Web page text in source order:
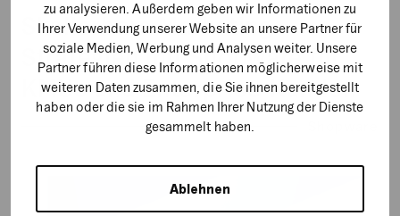
zu analysieren. Außerdem geben wir Informationen zu
Ihrer Verwendung unserer Website an unsere Partner für
soziale Medien, Werbung und Analysen weiter. Unsere
Partner führen diese Informationen möglicherweise mit
weiteren Daten zusammen, die Sie ihnen bereitgestellt
haben oder die sie im Rahmen Ihrer Nutzung der Dienste
gesammelt haben.
Ablehnen
Skalierbare Marketing-
Strategien mit Shopware für
KMUs und Enterprise-Kunden
global: